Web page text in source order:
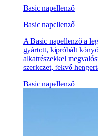
Basic napellenző
Basic napellenző
A Basic napellenző a
gyártott, kipróbált
alkatrészekkel
szerkezet, fekvő
Basic napellenző